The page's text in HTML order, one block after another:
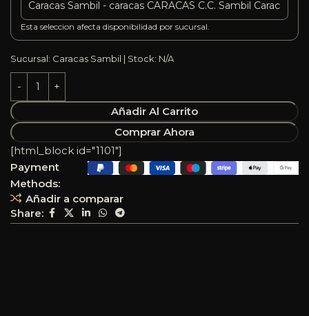
Esta seleccion afecta disponibilidad por sucursal.
Sucursal: Caracas Sambil | Stock: N/A
Añadir Al Carrito
Comprar Ahora
Añadir a comparar
Share:
[html_block id="1101"]
Payment
Methods: